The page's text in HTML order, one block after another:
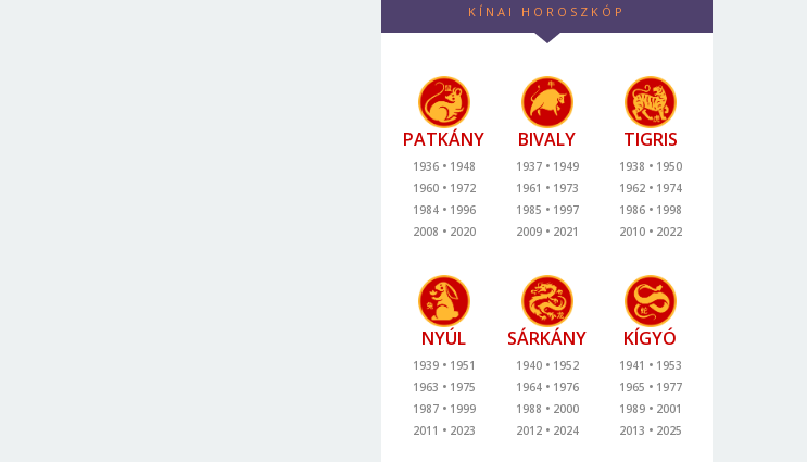
KÍNAI HOROSZKÓP
PATKÁNY
1936
1948
1960
1972
1984
1996
2008
2020
BIVALY
1937
1949
1961
1973
1985
1997
2009
2021
TIGRIS
1938
1950
1962
1974
1986
1998
2010
2022
NYÚL
1939
1951
1963
1975
1987
1999
2011
2023
SÁRKÁNY
1940
1952
1964
1976
1988
2000
2012
2024
KÍGYÓ
1941
1953
1965
1977
1989
2001
2013
2025